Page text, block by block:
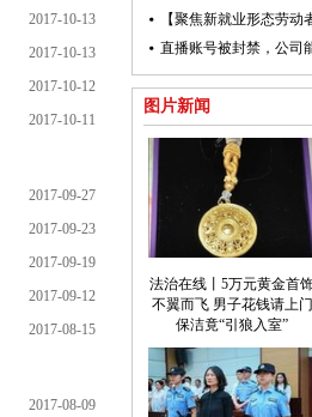
2017-10-13
2017-10-13
2017-10-12
2017-10-11
2017-09-27
2017-09-23
2017-09-19
2017-09-12
2017-08-15
2017-08-09
直播账号被封禁，公司
图片新闻
法治在线丨5万元黄金首
不翼而飞 男子花钱请上门
保洁竟“引狼入室”